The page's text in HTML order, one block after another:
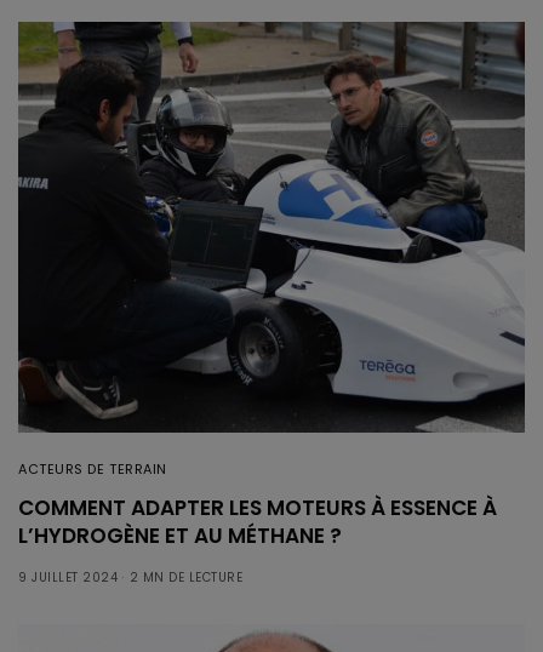
ACTEURS DE TERRAIN
COMMENT ADAPTER LES MOTEURS À ESSENCE À
L’HYDROGÈNE ET AU MÉTHANE ?
9 JUILLET 2024 2 MN DE LECTURE